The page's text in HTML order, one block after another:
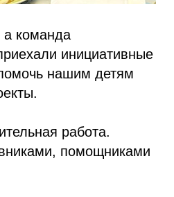
а команда
инициативные
нашим детям
работа.
помощниками